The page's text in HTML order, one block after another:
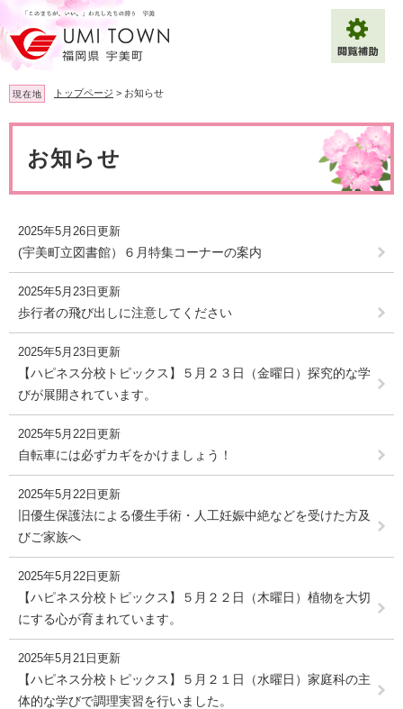
ー
ジ
の
先
頭
で
ニ
ュ
ー
を
飛
ば
文
現在地 トップページ > お知らせ
お知らせ
2025年5月26日更新
(宇美町立図書館）６月特集コーナーの案内
2025年5月23日更新
歩行者の飛び出しに注意してください
2025年5月23日更新
【ハピネス分校トピックス】５月２３日（金曜日）探究的な学
びが展開されています。
2025年5月22日更新
自転車には必ずカギをかけましょう！
2025年5月22日更新
旧優生保護法による優生手術・人工妊娠中絶などを受けた方及
びご家族へ
2025年5月22日更新
【ハピネス分校トピックス】５月２２日（木曜日）植物を大切
にする心が育まれています。
2025年5月21日更新
【ハピネス分校トピックス】５月２１日（水曜日）家庭科の主
体的な学びで調理実習を行いました。